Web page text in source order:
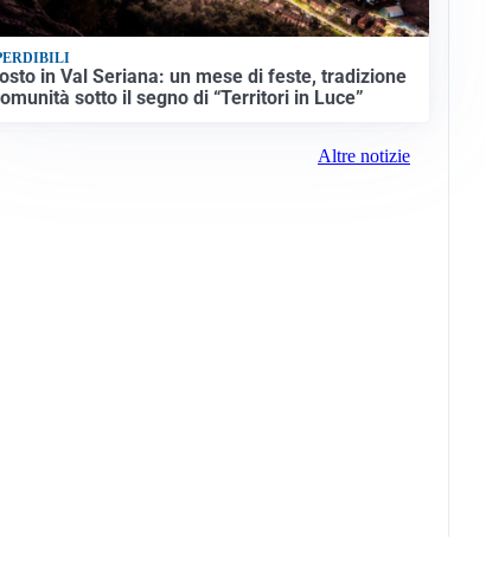
in Val Seriana: un mese di feste, tradizione
sotto il segno di “Territori in Luce”
Altre notizie